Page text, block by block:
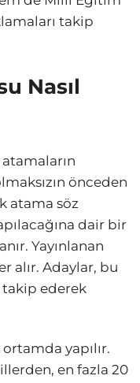
takip
Nasıl
önceden
atama söz
dair bir
Yayınlanan
alır. Adaylar, bu
ederek
yapılır.
en fazla 20